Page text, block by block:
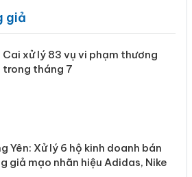
giả
Cai xử lý 83 vụ vi phạm thương
trong tháng 7
Yên: Xử lý 6 hộ kinh doanh bán
giả mạo nhãn hiệu Adidas, Nike